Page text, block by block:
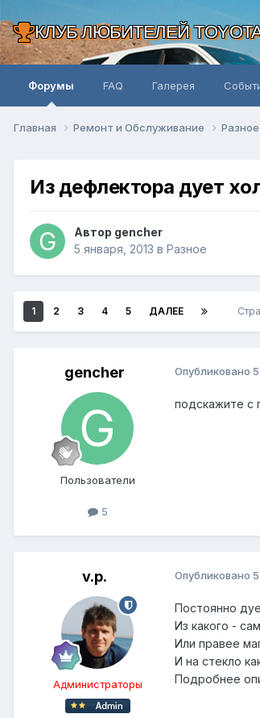
КЛУБ ЛЮБИТЕЛЕЙ TOYOTA
Форумы FAQ Галерея
Главная Ремонт и Обслуживание Разное
Из дефлектора дует
Автор gencher
5 января, 2013 в Разное
1 2 3 4 5 ДАЛЕЕ
gencher
Пользователи
5
Опубликовано
подскажите с
v.p.
Администраторы
Опубликовано
Постоянно
Из какого -
Или правее
И на стекло
Подробнее